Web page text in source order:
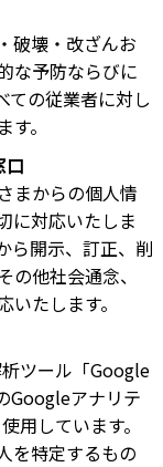
破壊・改ざんお
な予防ならびに
ての従業者に対し
。
口
まからの個人情
に対応いたしま
ら開示、訂正、削
他社会通念、
たします。
ツール「Google
Googleアナリテ
用しています。
を特定するもの